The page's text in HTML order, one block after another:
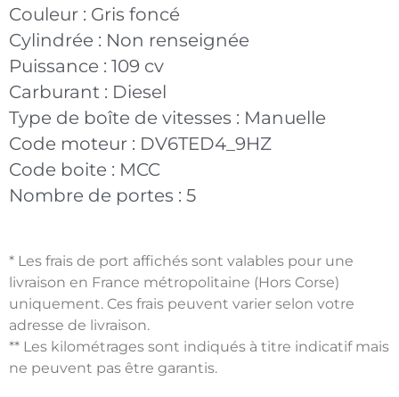
Couleur : Gris foncé
Cylindrée : Non renseignée
Puissance : 109 cv
Carburant : Diesel
Type de boîte de vitesses : Manuelle
Code moteur : DV6TED4_9HZ
Code boite : MCC
Nombre de portes : 5
* Les frais de port affichés sont valables pour une
livraison en France métropolitaine (Hors Corse)
uniquement. Ces frais peuvent varier selon votre
adresse de livraison.
** Les kilométrages sont indiqués à titre indicatif mais
ne peuvent pas être garantis.